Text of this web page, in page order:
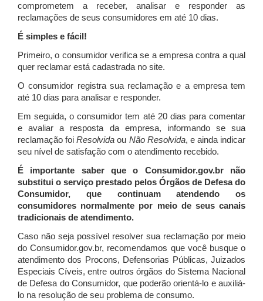
comprometem a receber, analisar e responder as
reclamações de seus consumidores em até 10 dias.
É simples e fácil!
Primeiro, o consumidor verifica se a empresa contra a qual
quer reclamar está cadastrada no site.
O consumidor registra sua reclamação e a empresa tem
até 10 dias para analisar e responder.
Em seguida, o consumidor tem até 20 dias para comentar
e avaliar a resposta da empresa, informando se sua
reclamação foiResolvida ou Não Resolvida, e ainda indicar
seu nível de satisfação com o atendimento recebido.
É importante saber que o Consumidor.gov.br não
substitui o serviço prestado pelos Órgãos de Defesa do
Consumidor, que continuam atendendo os
consumidores normalmente por meio de seus canais
tradicionais de atendimento.
Caso não seja possível resolver sua reclamação por meio
do Consumidor.gov.br, recomendamos que você busque o
atendimento dos Procons, Defensorias Públicas, Juizados
Especiais Cíveis, entre outros órgãos do Sistema Nacional
de Defesa do Consumidor, que poderão orientá-lo e auxiliá-
lo na resolução de seu problema de consumo.